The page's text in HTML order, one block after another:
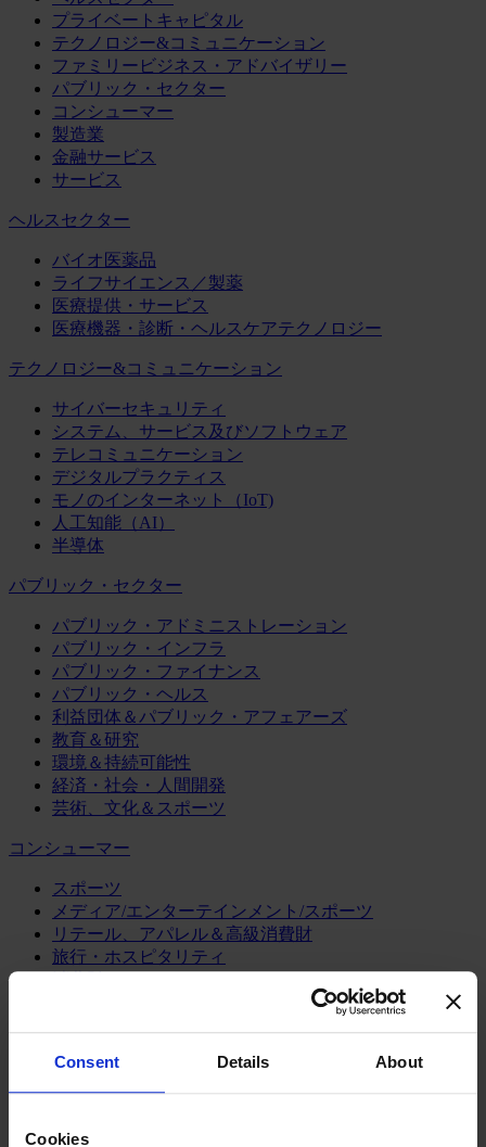
Consent Details About
Cookies
プライベートキャピタル
テクノロジー&コミュニケーション
ファミリービジネス・アドバイザリー
パブリック・セクター
コンシューマー
製造業
金融サービス
サービス
ヘルスセクター
バイオ医薬品
ライフサイエンス／製薬
医療提供・サービス
医療機器・診断・ヘルスケアテクノロジー
テクノロジー&コミュニケーション
サイバーセキュリティ
システム、サービス及びソフトウェア
テレコミュニケーション
デジタルプラクティス
モノのインターネット（IoT)
人工知能（AI）
半導体
パブリック・セクター
パブリック・アドミニストレーション
パブリック・インフラ
パブリック・ファイナンス
パブリック・ヘルス
利益団体＆パブリック・アフェアーズ
教育＆研究
環境＆持続可能性
経済・社会・人間開発
芸術、文化＆スポーツ
コンシューマー
スポーツ
メディア/エンターテインメント/スポーツ
リテール、アパレル＆高級消費財
旅行・ホスピタリティ
エネルギー